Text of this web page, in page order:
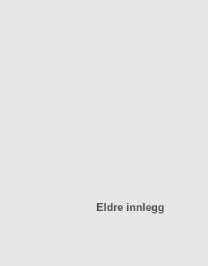
Eldre innlegg